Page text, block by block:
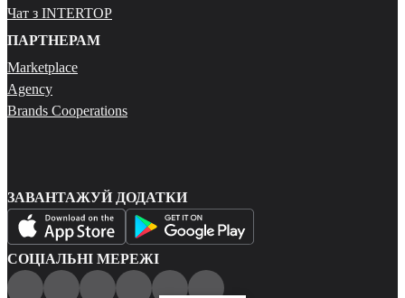
Чат з INTERTOP
ПАРТНЕРАМ
Marketplace
Agency
Brands Cooperations
ЗАВАНТАЖУЙ ДОДАТКИ
СОЦІАЛЬНІ МЕРЕЖІ